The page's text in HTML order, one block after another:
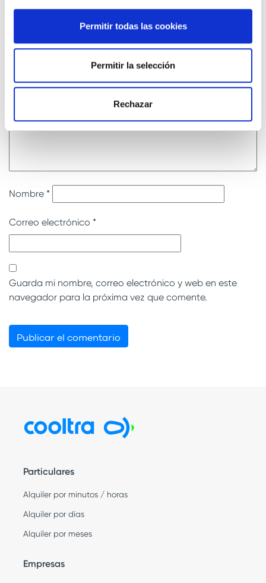
Permitir todas las cookies
Permitir la selección
Rechazar
Comentario*
Nombre *
Correo electrónico *
Guarda mi nombre, correo electrónico y web en este
navegador para la próxima vez que comente.
Particulares
Alquiler por minutos / horas
Alquiler por días
Alquiler por meses
Empresas